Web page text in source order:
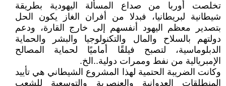
تخلصت أوربا من صداع المسألة اليهودية بطريقة
شيطانية لبريطانيا، فبدلا من أفران الغاز يكون الحل
بتصدير معظم اليهود أنفسهم إلى خارج القارة، ودعم
دولتهم بالسلاح والمال والتكنولوجيا والبشر والحماية
الدبلوماسية، لتصبح فيلقًا أماميًا لحماية المصالح
الإمبريالية من نفط وممرات دولية..الخ.
وكانت الضريبة الحتمية لهذا المشروع الشيطاني هي تأييد
المنطلقات العدوانية والعنصرية والتوسعية للشعب